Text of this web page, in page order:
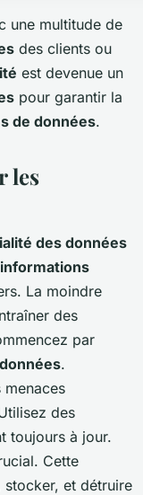
une multitude de
des clients ou
est devenue un
pour garantir la
de données.
les
des données
informations
La moindre
des
par
.
des
toujours à jour.
Cette
et détruire